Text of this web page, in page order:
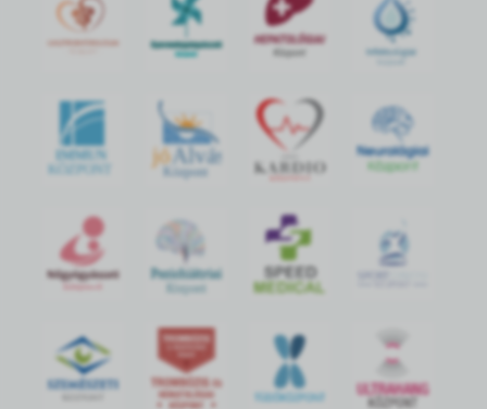
IMMUN
KÖZPONT
jó Alvás
Központ